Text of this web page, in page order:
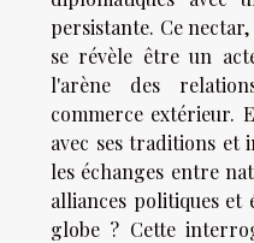
persistante. Ce
se révèle être un
l'arène des
commerce extérieur.
avec ses traditions et
les échanges entre
alliances politiques et
globe ? Cette